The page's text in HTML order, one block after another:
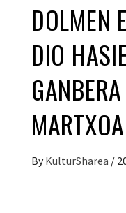
DOLMEN
DIO
By KulturSharea /